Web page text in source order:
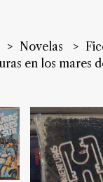
Novelas
en los mares